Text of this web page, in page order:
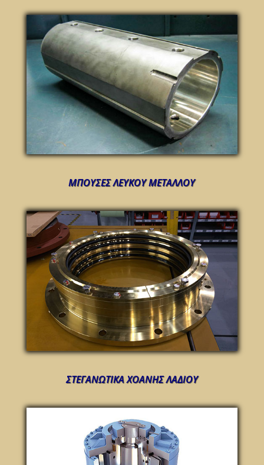
ΜΠΟΥΣΕΣ ΛΕΥΚΟΥ ΜΕΤΑΛΛΟΥ
ΣΤΕΓΑΝΩΤΙΚΑ ΧΟΑΝΗΣ ΛΑΔΙΟΥ